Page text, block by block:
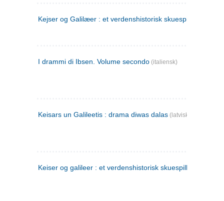
Kejser og Galilæer : et verdenshistorisk skuespil
I drammi di Ibsen. Volume secondo (italiensk)
Keisars un Galileetis : drama diwas dalas (latvisk)
Keiser og galileer : et verdenshistorisk skuespill (1873)